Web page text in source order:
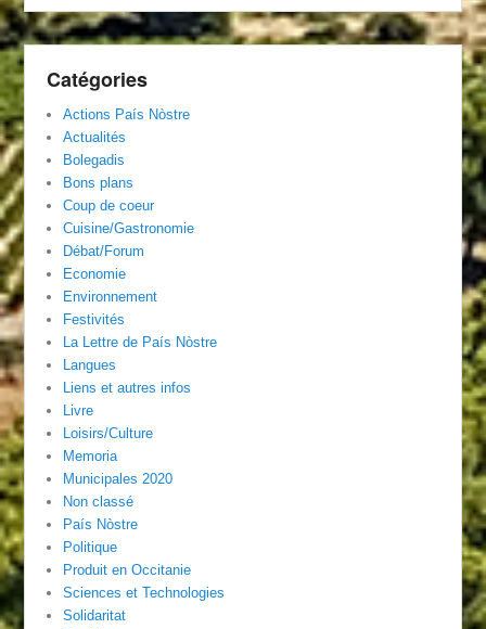
Catégories
Actions País Nòstre
Actualités
Bolegadis
Bons plans
Coup de coeur
Cuisine/Gastronomie
Débat/Forum
Economie
Environnement
Festivités
La Lettre de País Nòstre
Langues
Liens et autres infos
Livre
Loisirs/Culture
Memoria
Municipales 2020
Non classé
País Nòstre
Politique
Produit en Occitanie
Sciences et Technologies
Solidaritat